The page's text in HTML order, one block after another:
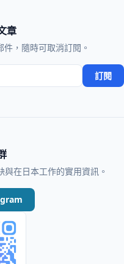
章
，隨時可取消訂閱。
訂閱
在日本工作的實用資訊。